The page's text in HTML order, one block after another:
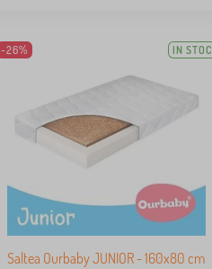
-26% IN STOC
Saltea Ourbaby JUNIOR - 160x80 cm